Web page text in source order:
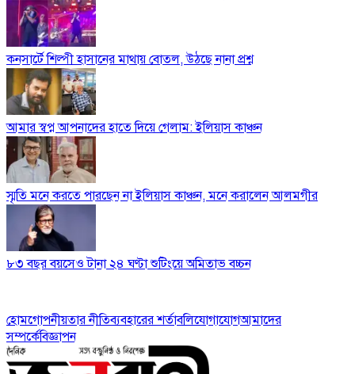
কনসার্টে শিল্পী হাসানের মাথায় বোতল, উঠছে নানা প্রশ্ন
আমার স্বপ্ন আপনাদের হাতে দিয়ে গেলাম: ইলিয়াস কাঞ্চন
স্মৃতি মনে করতে পারছেন না ইলিয়াস কাঞ্চন, মনে করালেন আলমগীর
৮৩ বছর বয়সেও টানা ২৪ ঘণ্টা শুটিংয়ে অমিতাভ বচ্চন
হোমগোপনীয়তার নীতিব্যবহারের শর্তাবলিযোগাযোগআমাদের
সম্পর্কেবিজ্ঞাপন